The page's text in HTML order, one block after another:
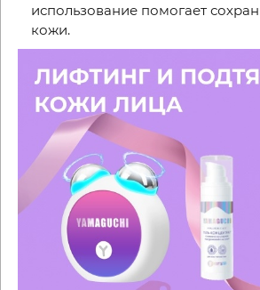
использование помогает
кожи.